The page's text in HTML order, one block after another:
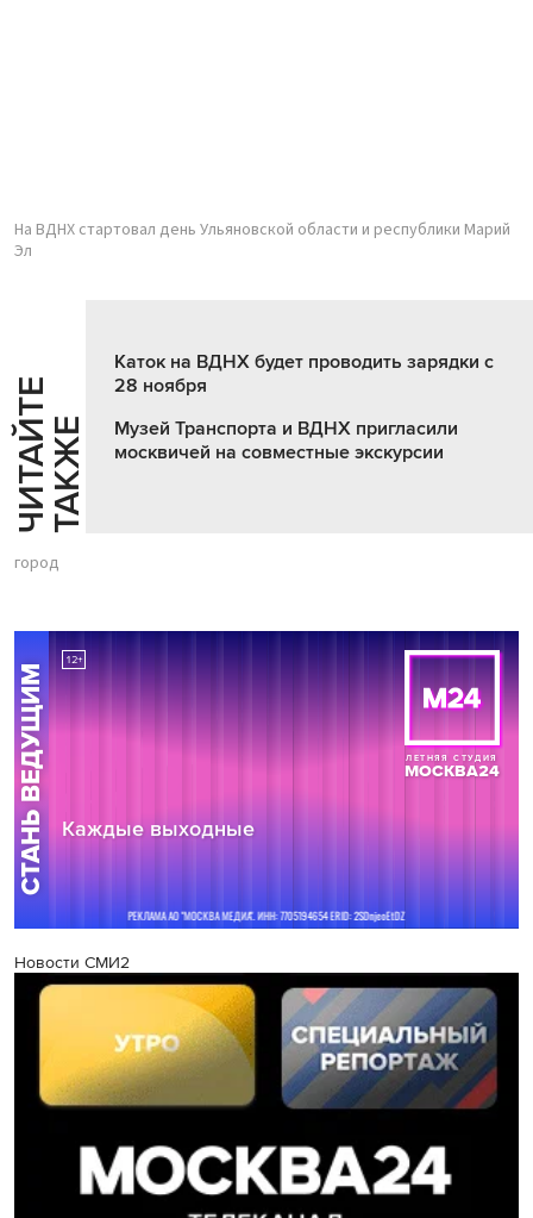
На ВДНХ стартовал день Ульяновской области и республики Марий
Эл
Ч
И
Т
АЙ
Т
Е
Т
А
К
ЖЕ
Каток на ВДНХ будет проводить зарядки с
28 ноября
Музей Транспорта и ВДНХ пригласили
москвичей на совместные экскурсии
город
Новости СМИ2